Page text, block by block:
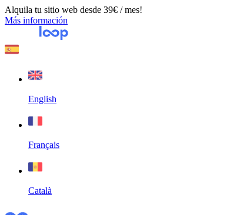
Alquila tu sitio web desde 39€ / mes!
Más información
English
Français
Català